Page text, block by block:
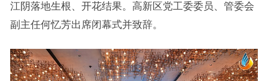
江阴落地生根、开花结果。高新区党工委委员、管委会
副主任何忆芳出席闭幕式并致辞。